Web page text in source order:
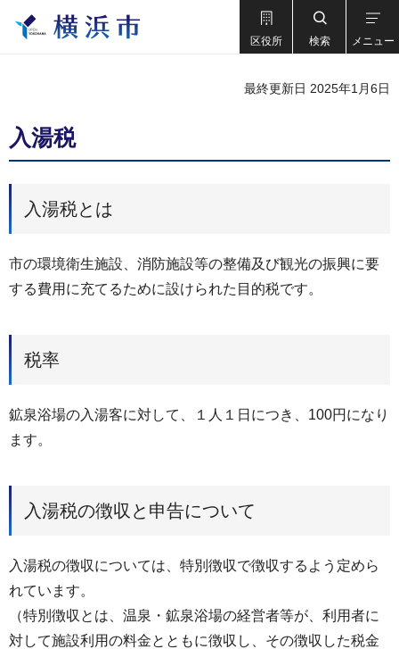
区役所 検索 メニュー
最終更新日 2025年1月6日
入湯税
入湯税とは
市の環境衛生施設、消防施設等の整備及び観光の振興に要
する費用に充てるために設けられた目的税です。
税率
鉱泉浴場の入湯客に対して、１人１日につき、100円になり
ます。
入湯税の徴収と申告について
入湯税の徴収については、特別徴収で徴収するよう定めら
れています。
（特別徴収とは、温泉・鉱泉浴場の経営者等が、利用者に
対して施設利用の料金とともに徴収し、その徴収した税金